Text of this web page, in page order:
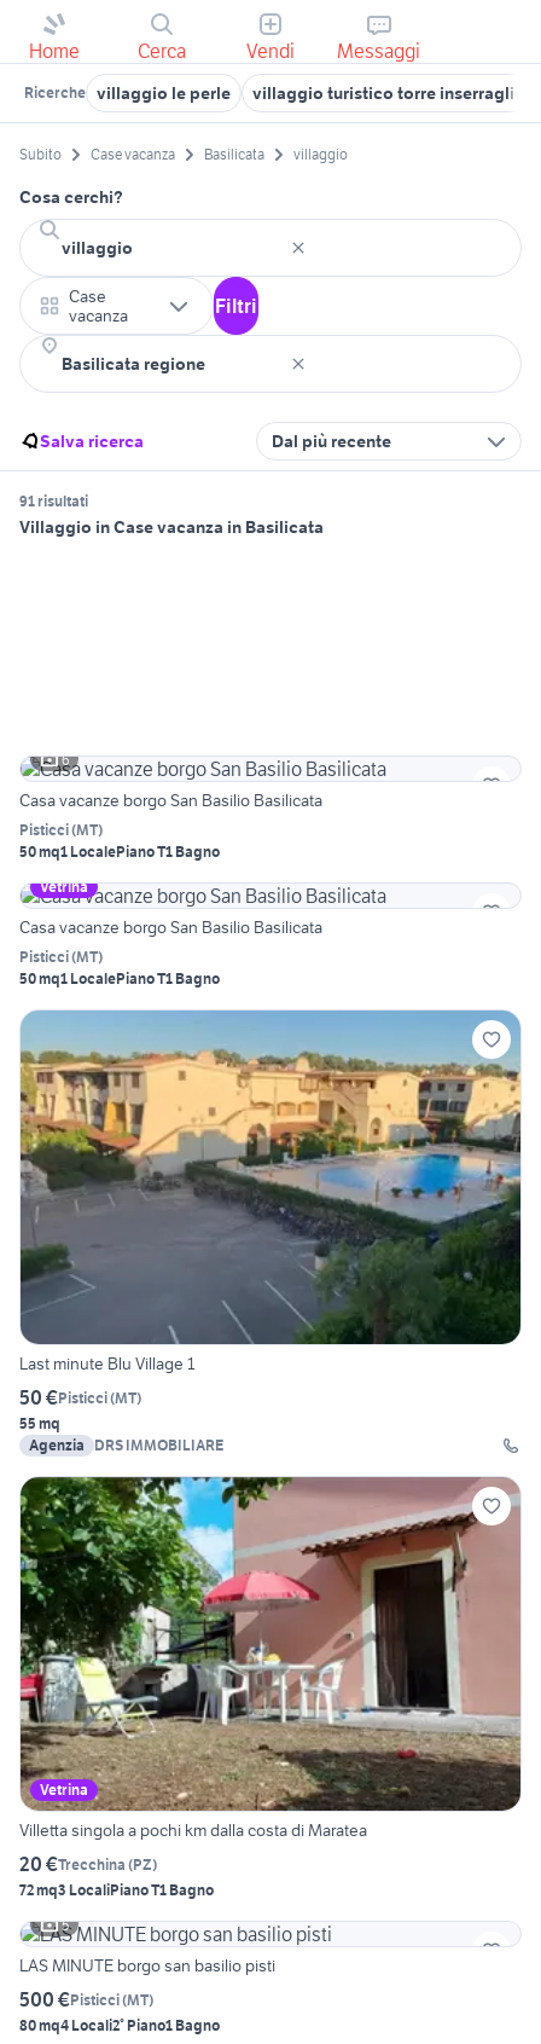
Home Cerca Vendi Messaggi
Ricerche villaggio le perle villaggio turistico torre inserraglio
Subito Case vacanza Basilicata villaggio
Cosa cerchi?
Case
vacanza
Filtri
Salva ricerca Dal più recente
91 risultati
Villaggio in Case vacanza in Basilicata
6
Casa vacanze borgo San Basilio Basilicata
Pisticci(MT)
50 mq1 LocalePiano T1 Bagno
Vetrina
Casa vacanze borgo San Basilio Basilicata
Pisticci(MT)
50 mq1 LocalePiano T1 Bagno
Last minute Blu Village 1
50 €Pisticci(MT)
55 mq
Agenzia
DRS IMMOBILIARE
Vetrina
Villetta singola a pochi km dalla costa di Maratea
20 €Trecchina (PZ)
72 mq3 LocaliPiano T1 Bagno
5
LAS MINUTE borgo san basilio pisti
500 €Pisticci(MT)
80 mq4 Locali2° Piano1 Bagno